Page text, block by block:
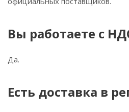
Вы работаете с
Да.
Есть доставка в